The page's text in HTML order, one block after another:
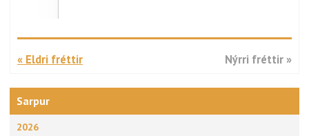
Sarpur
2026
« Eldri fréttir Nýrri fréttir »